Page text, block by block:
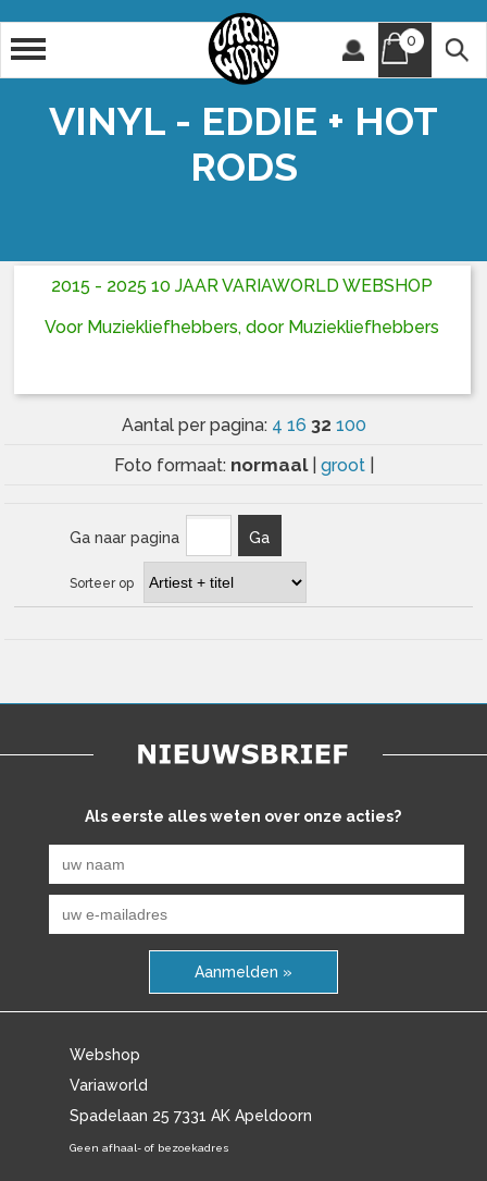
0
VINYL - EDDIE + HOT
RODS
2015 - 2025 10 JAAR VARIAWORLD WEBSHOP
Voor Muziekliefhebbers, door Muziekliefhebbers
Aantal per pagina: 4 16 32 100
Foto formaat: normaal groot
Ga naar pagina Ga
Sorteer op
Als eerste alles weten over onze acties?
Aanmelden »
Webshop
Variaworld
Spadelaan 25 7331 AK Apeldoorn
Geen afhaal- of bezoekadres